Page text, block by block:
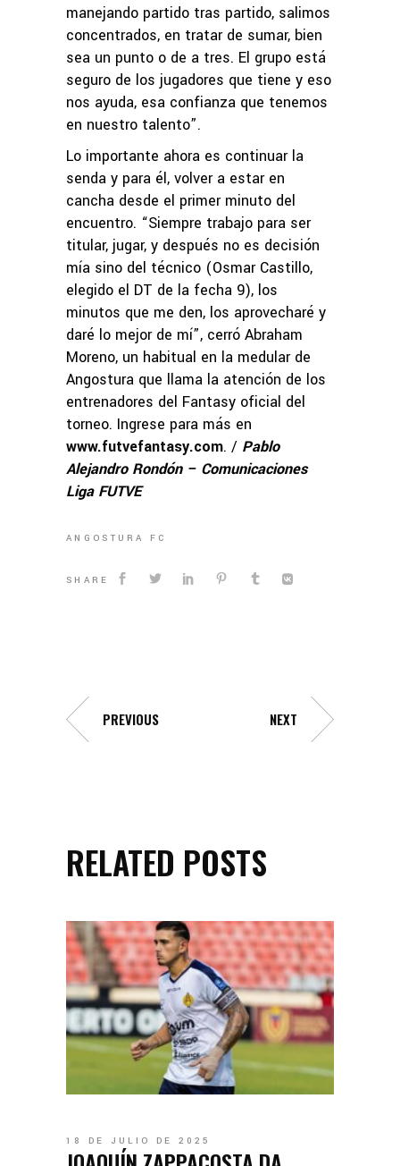
manejando partido tras partido, salimos
concentrados, en tratar de sumar, bien
sea un punto o de a tres. El grupo está
seguro de los jugadores que tiene y eso
nos ayuda, esa confianza que tenemos
en nuestro talento”.
Lo importante ahora es continuar la
senda y para él, volver a estar en
cancha desde el primer minuto del
encuentro. “Siempre trabajo para ser
titular, jugar, y después no es decisión
mía sino del técnico (Osmar Castillo,
elegido el DT de la fecha 9), los
minutos que me den, los aprovecharé y
daré lo mejor de mí”, cerró Abraham
Moreno, un habitual en la medular de
Angostura que llama la atención de los
entrenadores del Fantasy oficial del
torneo. Ingrese para más en
www.futvefantasy.com. / Pablo
Alejandro Rondón – Comunicaciones
Liga FUTVE
ANGOSTURA FC
SHARE
PREVIOUS NEXT
RELATED POSTS
18 DE JULIO DE 2025